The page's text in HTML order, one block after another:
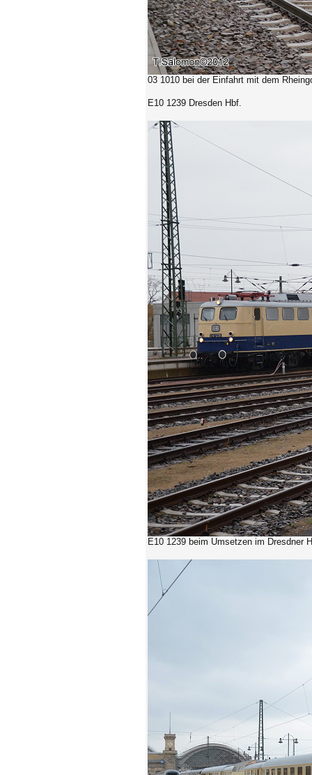
03 1010 bei der Einfahrt mit dem
E10 1239 Dresden Hbf.
E10 1239 beim Umsetzen im Dresdner